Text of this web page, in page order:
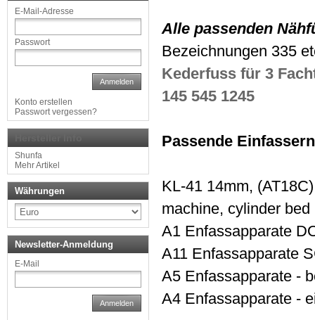
Alle passenden
Bezeichnungen 335
Kederfuss für 3
145 545 1245
Passende
KL-41 14mm,
machine, cylinder
A1 Enfassapparate
A11 Enfassapparate
A5 Enfassapparate -
A4 Enfassapparate -
E-Mail-Adresse
Passwort
Anmelden
Konto erstellen
Passwort vergessen?
Shunfa
Mehr Artikel
Währungen
Newsletter-Anmeldung
E-Mail
Anmelden